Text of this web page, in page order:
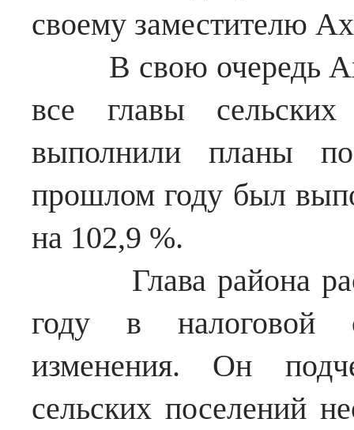
своему заместителю
В свою очередь
все главы
выполнили планы
прошлом году был
на 102,9 %.
Глава района
году в налоговой
изменения. Он
сельских поселений